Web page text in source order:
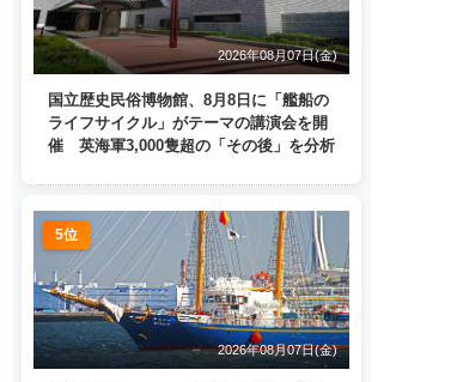
2026年08月07日(金)
国立歴史民俗博物館、8月8日に「艦船の
ライフサイクル」がテーマの講演会を開
催 英海軍3,000隻超の「その後」を分析
5位
2026年08月07日(金)